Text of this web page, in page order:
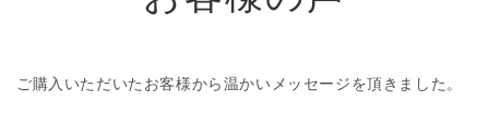
ご購入いただいたお客様から温かいメッセージを頂きました。